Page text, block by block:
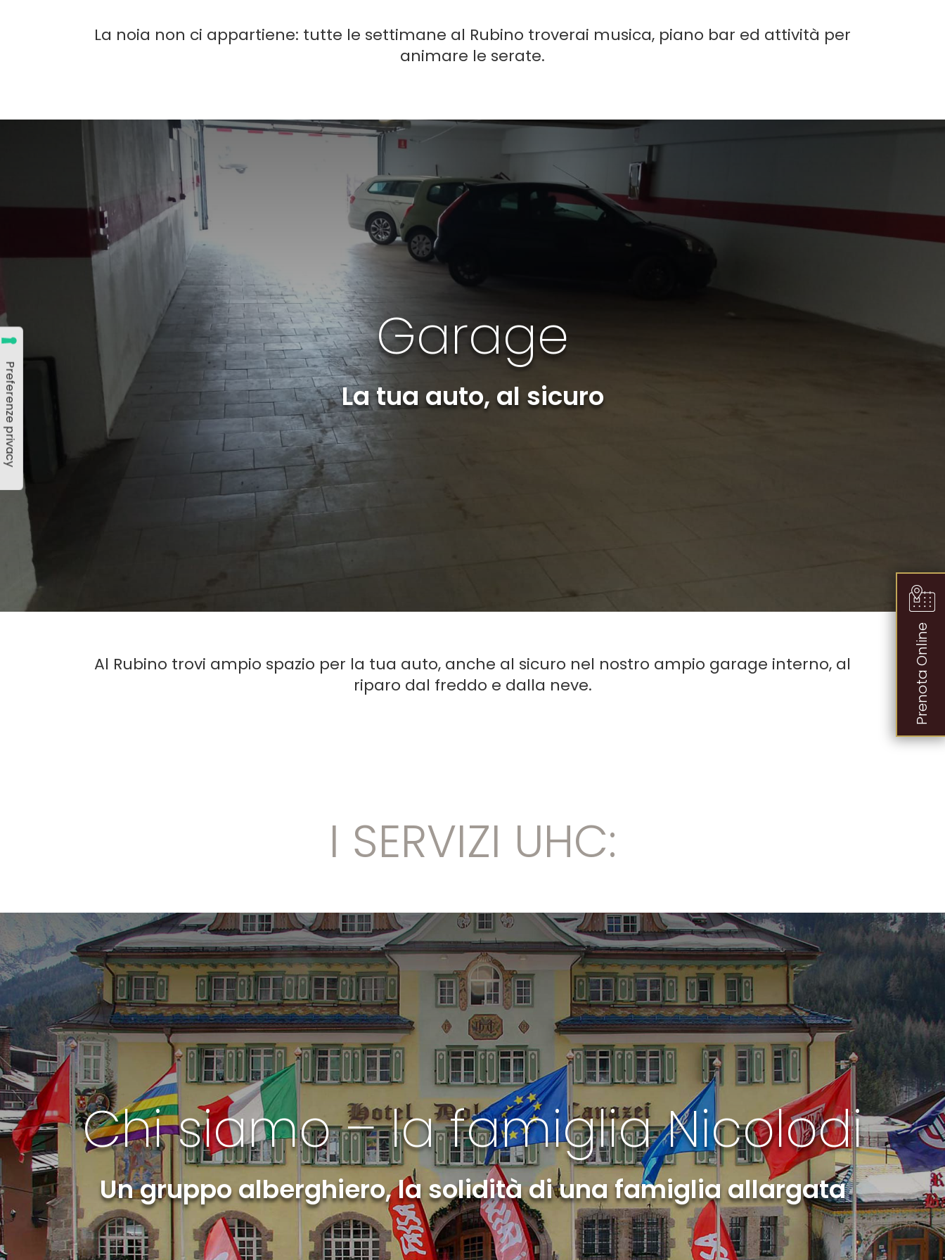
La noia non ci appartiene: tutte le settimane al Rubino troverai musica, piano bar ed attività per
animare le serate.
Garage
La tua auto, al sicuro
Al Rubino trovi ampio spazio per la tua auto, anche al sicuro nel nostro ampio garage interno, al
riparo dal freddo e dalla neve.
I SERVIZI UHC:
Chi siamo – la famiglia Nicolodi
Un gruppo alberghiero, la solidità di una famiglia allargata
Prenota Online